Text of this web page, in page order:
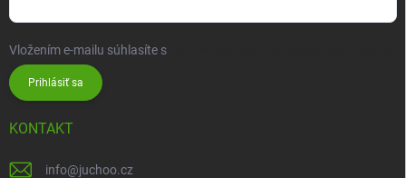
Vložením e-mailu súhlasíte s
Prihlásiť sa
KONTAKT
info@juchoo.cz